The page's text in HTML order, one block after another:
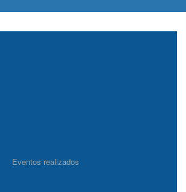
Eventos realizados